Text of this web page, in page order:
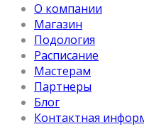
О компании
Магазин
Подология
Расписание
Мастерам
Партнеры
Блог
Контактная